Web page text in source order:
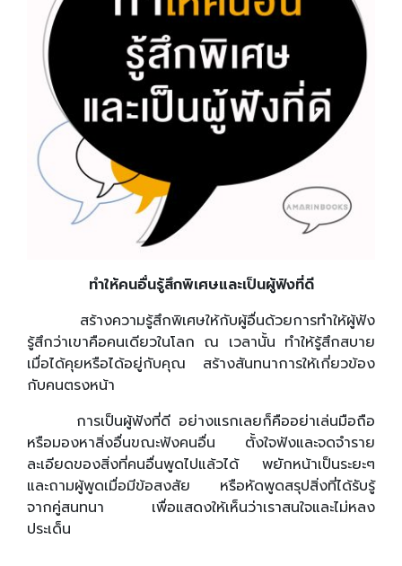
ทำให้คนอื่นรู้สึกพิเศษและเป็นผู้ฟังที่ดี
สร้างความรู้สึกพิเศษให้กับผู้อื่นด้วยการทำให้ผู้ฟัง
รู้สึกว่าเขาคือคนเดียวในโลก ณ เวลานั้น ทำให้รู้สึกสบาย
เมื่อได้คุยหรือได้อยู่กับคุณ สร้างสันทนาการให้เกี่ยวข้อง
กับคนตรงหน้า
การเป็นผู้ฟังที่ดี อย่างแรกเลยก็คืออย่าเล่นมือถือ
หรือมองหาสิ่งอื่นขณะฟังคนอื่น ตั้งใจฟังและจดจำราย
ละเอียดของสิ่งที่คนอื่นพูดไปแล้วได้ พยักหน้าเป็นระยะๆ
และถามผู้พูดเมื่อมีข้อสงสัย หรือหัดพูดสรุปสิ่งที่ได้รับรู้
จากคู่สนทนา เพื่อแสดงให้เห็นว่าเราสนใจและไม่หลง
ประเด็น